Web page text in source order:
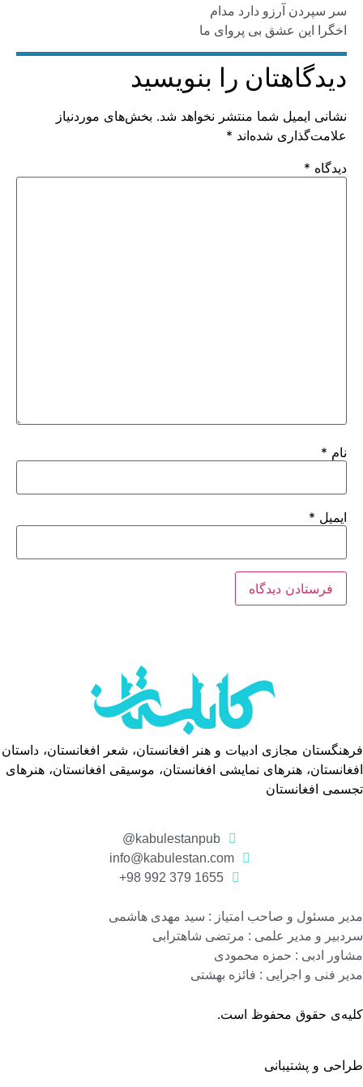
سر سپردن آرزو دارد مدام
اخگرا اين عشق بی پروای ما
دیدگاهتان را بنویسید
نشانی ایمیل شما منتشر نخواهد شد. بخش‌های موردنیاز
علامت‌گذاری شده‌اند *
دیدگاه *
نام *
ایمیل *
فرهنگستان مجازی ادبیات و هنر افغانستان، شعر افغانستان، داستان
افغانستان، هنرهای نمایشی افغانستان، موسیقی افغانستان، هنرهای
تجسمی افغانستان
kabulestanpub@
info@kabulestan.com
1655 379 992 98+
مدیر مسئول و صاحب امتیاز : سید مهدی هاشمی
سردبیر و مدیر علمی : مرتضی شاهترابی
مشاور ادبی : حمزه محمودی
مدیر فنی و اجرایی : فائزه بهشتی
کلیه‌ی حقوق محفوظ است.
طراحی و پشتیبانی